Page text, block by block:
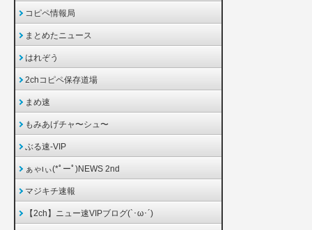
コピペ情報局
まとめたニュース
はれぞう
2chコピペ保存道場
まめ速
もみあげチャ〜シュ〜
ぶる速-VIP
ぁゃιぃ(*ﾟーﾟ)NEWS 2nd
マジキチ速報
【2ch】ニュー速VIPブログ(`･ω･´)